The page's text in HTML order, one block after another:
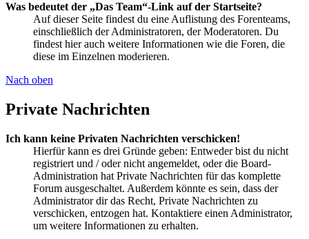
Was bedeutet der „Das Team“-Link auf der Startseite?
Auf dieser Seite findest du eine Auflistung des Forenteams,
einschließlich der Administratoren, der Moderatoren. Du
findest hier auch weitere Informationen wie die Foren, die
diese im Einzelnen moderieren.
Nach oben
Private Nachrichten
Ich kann keine Privaten Nachrichten verschicken!
Hierfür kann es drei Gründe geben: Entweder bist du nicht
registriert und / oder nicht angemeldet, oder die Board-
Administration hat Private Nachrichten für das komplette
Forum ausgeschaltet. Außerdem könnte es sein, dass der
Administrator dir das Recht, Private Nachrichten zu
verschicken, entzogen hat. Kontaktiere einen Administrator,
um weitere Informationen zu erhalten.